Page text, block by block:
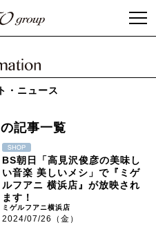
・ニュース
記事一覧
BS朝日「高見沢俊彦の美味し
い音楽 美しいメシ」で『ミゲ
ルフアニ 横浜店』が放映され
ます！
ミゲルフアニ横浜店
2024/07/26（金）